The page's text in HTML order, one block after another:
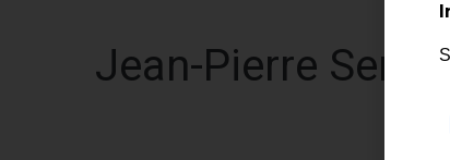
Jean-Pierre